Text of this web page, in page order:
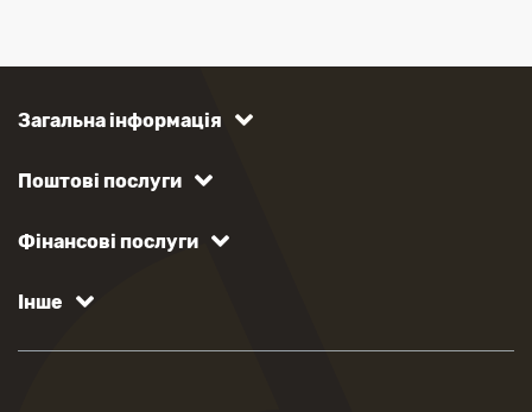
Загальна інформація
Поштові послуги
Фінансові послуги
Інше